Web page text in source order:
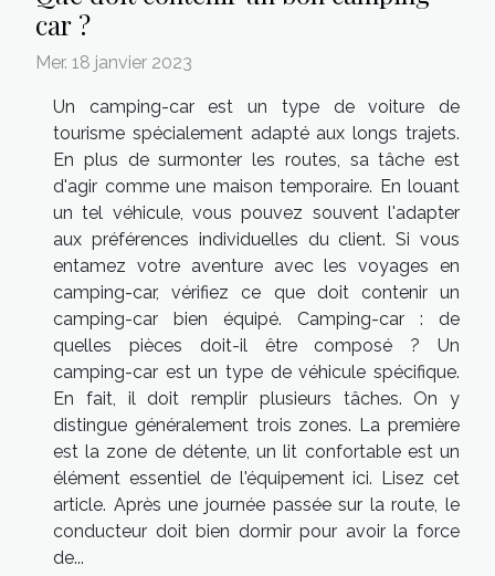
car ?
Mer. 18 janvier 2023
Un camping-car est un type de voiture de
tourisme spécialement adapté aux longs trajets.
En plus de surmonter les routes, sa tâche est
d'agir comme une maison temporaire. En louant
un tel véhicule, vous pouvez souvent l'adapter
aux préférences individuelles du client. Si vous
entamez votre aventure avec les voyages en
camping-car, vérifiez ce que doit contenir un
camping-car bien équipé. Camping-car : de
quelles pièces doit-il être composé ? Un
camping-car est un type de véhicule spécifique.
En fait, il doit remplir plusieurs tâches. On y
distingue généralement trois zones. La première
est la zone de détente, un lit confortable est un
élément essentiel de l'équipement ici. Lisez cet
article. Après une journée passée sur la route, le
conducteur doit bien dormir pour avoir la force
de...